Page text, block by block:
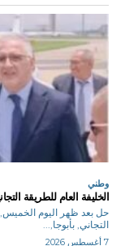
وطني
الخليفة العام للطريقة
حل بعد ظهر اليوم الخميس,
التجاني, بأبوجا,...
7 أغسطس 2026